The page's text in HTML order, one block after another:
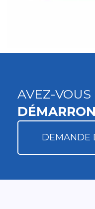
AVEZ-
DEMANDE